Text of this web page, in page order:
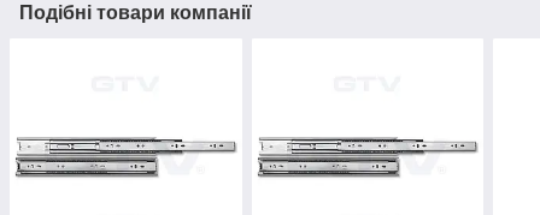
Подібні товари компанії